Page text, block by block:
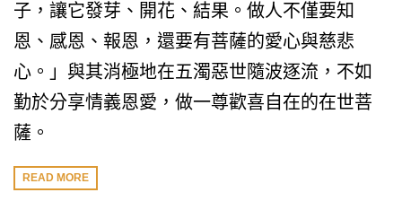
子，讓它發芽、開花、結果。做人不僅要知
恩、感恩、報恩，還要有菩薩的愛心與慈悲
心。」與其消極地在五濁惡世隨波逐流，不如
勤於分享情義恩愛，做一尊歡喜自在的在世菩
薩。
READ MORE